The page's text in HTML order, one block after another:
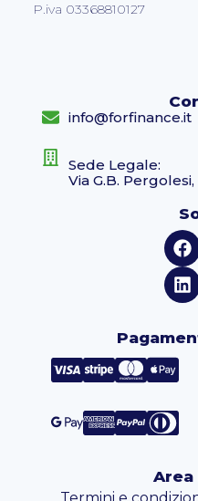
P.iva 03368810127
info@forfinance.it
Sede Legale:
Via G.B.
Area